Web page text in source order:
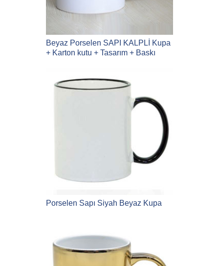
Beyaz Porselen SAPI KALPLİ Kupa
+ Karton kutu + Tasarım + Baskı
Porselen Sapı Siyah Beyaz Kupa